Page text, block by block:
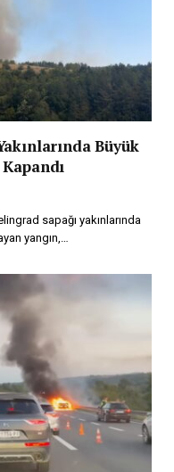
Büyük
sapağı yakınlarında
yangın,…